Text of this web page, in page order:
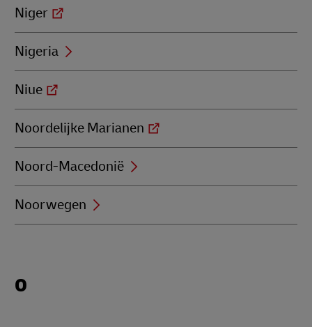
Niger
Nigeria
Niue
Noordelijke Marianen
Noord-Macedonië
Noorwegen
beginning
O